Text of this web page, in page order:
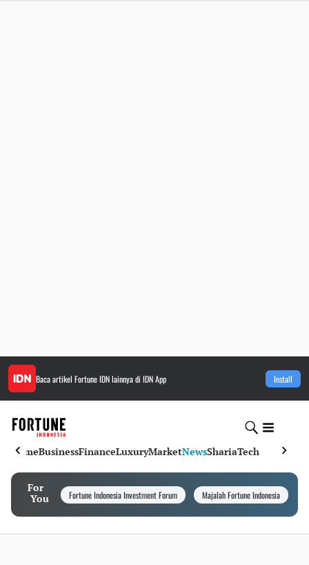
Baca artikel Fortune IDNlainnya di IDN App Install
HomeBusinessFinanceLuxuryMarketNewsShariaTech
For
You
Fortune Indonesia Investment Forum Majalah Fortune Indonesia